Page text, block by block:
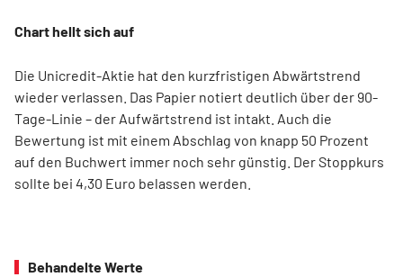
Chart hellt sich auf
Die Unicredit-Aktie hat den kurzfristigen Abwärtstrend
wieder verlassen. Das Papier notiert deutlich über der 90-
Tage-Linie – der Aufwärtstrend ist intakt. Auch die
Bewertung ist mit einem Abschlag von knapp 50 Prozent
auf den Buchwert immer noch sehr günstig. Der Stoppkurs
sollte bei 4,30 Euro belassen werden.
Behandelte Werte